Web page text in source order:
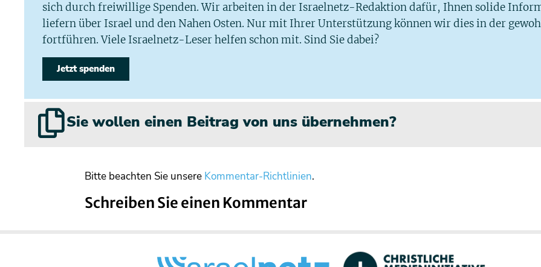
sich durch freiwillige Spenden. Wir arbeiten in der Israelnetz-Redaktion dafür, Ihnen solide
liefern über Israel und den Nahen Osten. Nur mit Ihrer Unterstützung können wir dies in der
fortführen. Viele Israelnetz-Leser helfen schon mit. Sind Sie dabei?
Jetzt spenden
Sie wollen einen Beitrag von uns übernehmen?
Bitte beachten Sie unsere Kommentar-Richtlinien.
Schreiben Sie einen Kommentar